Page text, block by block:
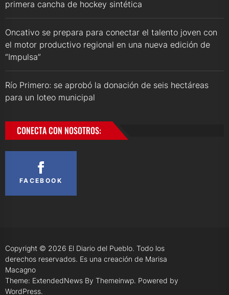
primera cancha de hockey sintética
Oncativo se prepara para conectar el talento joven con
el motor productivo regional en una nueva edición de
“Impulsa”
Río Primero: se aprobó la donación de seis hectáreas
para un loteo municipal
CONECTA CON NOSOTROS:
FACEBOOK
Copyright © 2026 El Diario del Pueblo. Todo los
derechos reservados. Es una creación de Marisa
Macagno
Theme: ExtendedNews By Themeinwp. Powered by
WordPress.